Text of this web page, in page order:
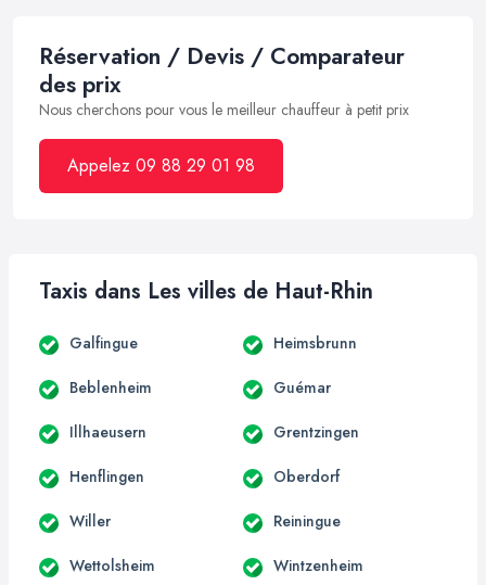
Réservation / Devis / Comparateur
des prix
Nous cherchons pour vous le meilleur chauffeur à petit prix
Appelez 09 88 29 01 98
Taxis dans Les villes de Haut-Rhin
Galfingue Heimsbrunn
Beblenheim Guémar
Illhaeusern Grentzingen
Henflingen Oberdorf
Willer Reiningue
Wettolsheim Wintzenheim